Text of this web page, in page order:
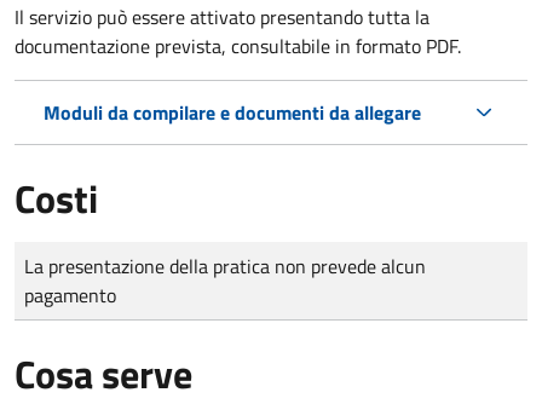
Il servizio può essere attivato presentando tutta la
documentazione prevista, consultabile in formato PDF.
Moduli da compilare e documenti da allegare
Costi
Tipo di pagamento
Importo
La presentazione della pratica non prevede alcun
pagamento
Cosa serve